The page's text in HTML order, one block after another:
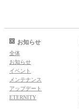
お知らせ
全体
お知らせ
イベント
メンテナンス
アップデート
ETERNITY